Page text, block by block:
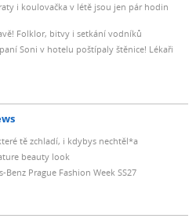
i koulovačka v létě jsou jen pár hodin
Folklor, bitvy i setkání vodníků
Soni v hotelu poštípaly štěnice! Lékaři
tě zchladí, i kdybys nechtěl*a
beauty look
Prague Fashion Week SS27